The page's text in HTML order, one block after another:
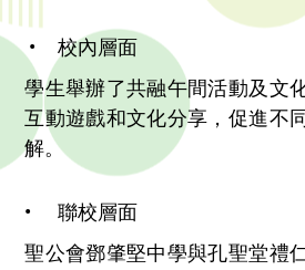
• 校內層面
學生舉辦了共融午間活動及文
互動遊戲和文化分享，促進不
解。
• 聯校層面
聖公會鄧肇堅中學與孔聖堂禮